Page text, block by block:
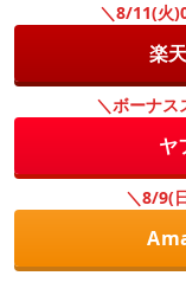
＼8/11(火
楽
＼ボーナス
ヤ
＼8/9(